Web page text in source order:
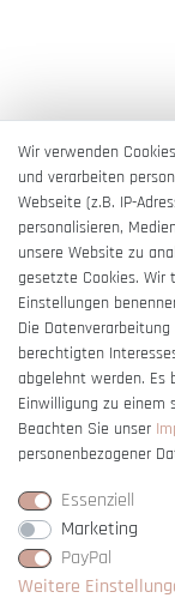
Wir verwenden
und verarbeiten
Webseite (z.B. IP-
personalisieren,
unsere Website zu
gesetzte Cookies.
Einstellungen
Die
berechtigten
abgelehnt werden. Es
Einwilligung zu einem
Beachten Sie unser
personenbezogener
Essenziell
Marketing
PayPal
Weitere